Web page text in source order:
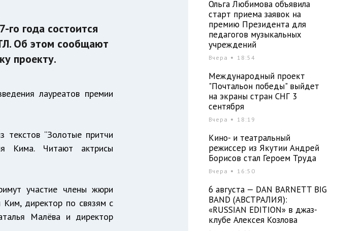
го года состоится
Об этом сообщают
проекту.
лауреатов премии
текстов “Золотые притчи
Кима. Читают актрисы
участие члены жюри
Ким, директор по связям с
Малёва и директор
Ольга Любимова объявила
старт приема заявок на
премию Президента для
педагогов музыкальных
учреждений
Вчера 18:54
Международный проект
"Почтальон победы" выйдет
на экраны стран СНГ 3
сентября
Вчера 18:19
Кино- и театральный
режиссер из Якутии Андрей
Борисов стал Героем Труда
Вчера 16:50
6 августа — DAN BARNETT BIG
BAND (АВСТРАЛИЯ):
«RUSSIAN EDITION» в джаз-
клубе Алексея Козлова